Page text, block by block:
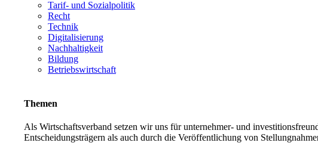
Tarif- und Sozialpolitik
Recht
Technik
Digitalisierung
Nachhaltigkeit
Bildung
Betriebswirtschaft
Themen
Als Wirtschaftsverband setzen wir uns für unternehmer- und
Entscheidungsträgern als auch durch die Veröffentlichung von